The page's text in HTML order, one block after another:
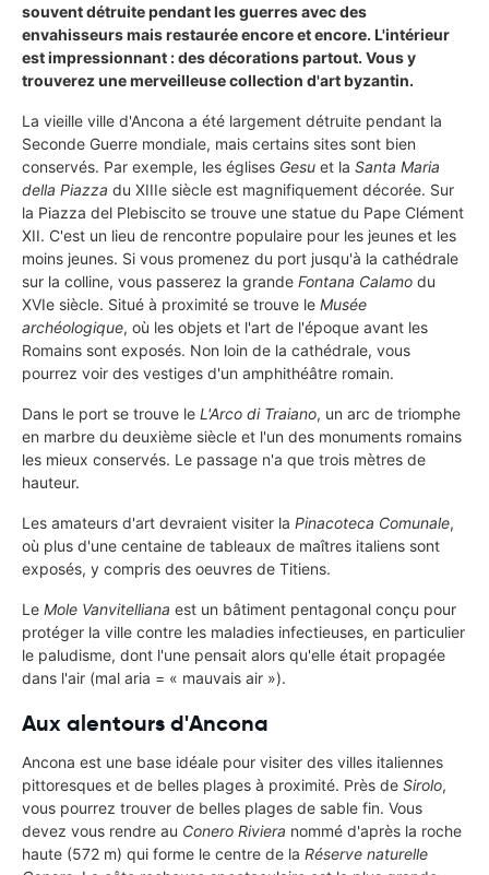
souvent détruite pendant les guerres avec des
envahisseurs mais restaurée encore et encore. L'intérieur
est impressionnant : des décorations partout. Vous y
trouverez une merveilleuse collection d'art byzantin.
La vieille ville d'Ancona a été largement détruite pendant la
Seconde Guerre mondiale, mais certains sites sont bien
conservés. Par exemple, les églises Gesu et la Santa Maria
della Piazza du XIIIe siècle est magnifiquement décorée. Sur
la Piazza del Plebiscito se trouve une statue du Pape Clément
XII. C'est un lieu de rencontre populaire pour les jeunes et les
moins jeunes. Si vous promenez du port jusqu'à la cathédrale
sur la colline, vous passerez la grande Fontana Calamo du
XVIe siècle. Situé à proximité se trouve le Musée
archéologique, où les objets et l'art de l'époque avant les
Romains sont exposés. Non loin de la cathédrale, vous
pourrez voir des vestiges d'un amphithéâtre romain.
Dans le port se trouve le L'Arco di Traiano, un arc de triomphe
en marbre du deuxième siècle et l'un des monuments romains
les mieux conservés. Le passage n'a que trois mètres de
hauteur.
Les amateurs d'art devraient visiter la Pinacoteca Comunale,
où plus d'une centaine de tableaux de maîtres italiens sont
exposés, y compris des oeuvres de Titiens.
Le Mole Vanvitelliana est un bâtiment pentagonal conçu pour
protéger la ville contre les maladies infectieuses, en particulier
le paludisme, dont l'une pensait alors qu'elle était propagée
dans l'air (mal aria = « mauvais air »).
Aux alentours d'Ancona
Ancona est une base idéale pour visiter des villes italiennes
pittoresques et de belles plages à proximité. Près de Sirolo,
vous pourrez trouver de belles plages de sable fin. Vous
devez vous rendre au Conero Riviera nommé d'après la roche
haute (572 m) qui forme le centre de la Réserve naturelle